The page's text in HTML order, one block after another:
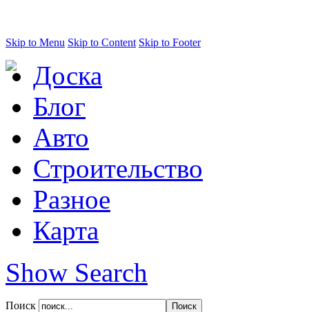
Skip to Menu Skip to Content Skip to Footer
Доска
Блог
Авто
Строительство
Разное
Карта
Show Search
Поиск